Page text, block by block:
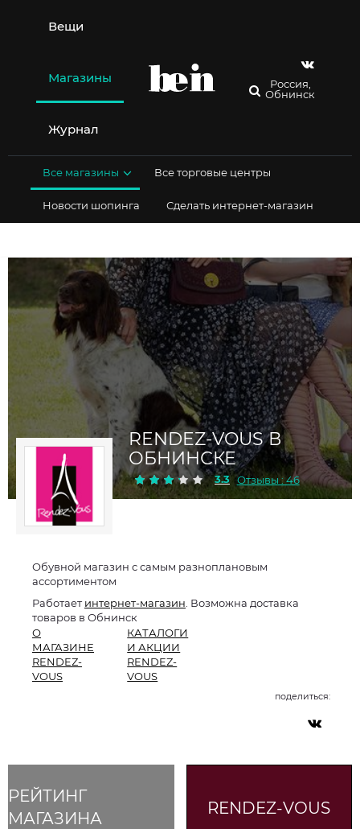
содержимому
Вещи
Магазины
Журнал
Россия,
Обнинск
Все магазины Все торговые центры
Новости шопинга Сделать интернет-магазин
RENDEZ-VOUS В
ОБНИНСКЕ
3.3 Отзывы : 46
РЕЙТИНГ
МАГАЗИНА
Обувной магазин с самым разноплановым
ассортиментом
Работаетинтернет-магазин . Возможна доставка
товаров в Обнинск
О
МАГАЗИНЕ
RENDEZ-
VOUS
КАТАЛОГИ
И АКЦИИ
RENDEZ-
VOUS
поделиться:
RENDEZ-VOUS